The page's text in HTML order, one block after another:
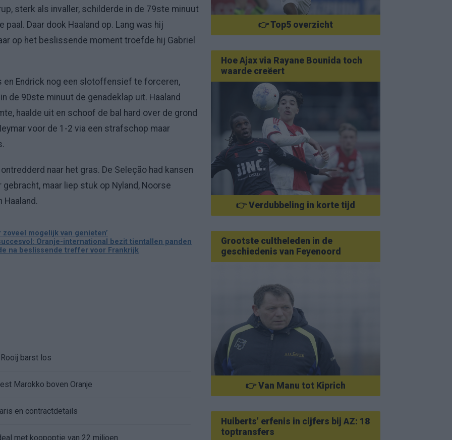
sterk als invaller, schilderde in de 79ste minuut
Daar dook Haaland op. Lang was hij
op het beslissende moment troefde hij Gabriel
en Endrick nog een slotoffensief te forceren,
de 90ste minuut de genadeklap uit. Haaland
haalde uit en schoof de bal hard over de grond
voor de 1-2 via een strafschop maar
naar het gras. De Seleção had kansen
maar liep stuk op Nyland, Noorse
zoveel mogelijk van genieten’
Oranje-international bezit tientallen panden
na beslissende treffer voor Frankrijk
barst los
Marokko boven Oranje
en contractdetails
met koopoptie van 22 miljoen
👉 Top5 overzicht
Hoe Ajax via Rayane Bounida toch
waarde creëert
👉 Verdubbeling in korte tijd
Grootste cultheleden in de
geschiedenis van Feyenoord
👉 Van Manu tot Kiprich
Huiberts’ erfenis in cijfers bij AZ: 18
toptransfers